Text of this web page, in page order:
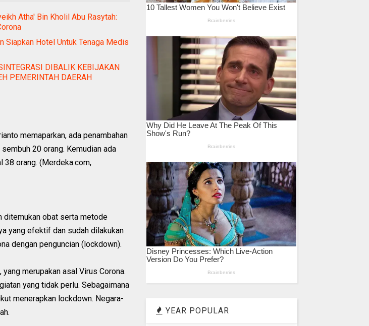
Atha' Bin Kholil Abu Rasytah:
Siapkan Hotel Untuk Tenaga Medis
DIBALIK KEBIJAKAN
PEMERINTAH DAERAH
memaparkan, ada penambahan
20 orang. Kemudian ada
38 orang. (Merdeka.com,
ditemukan obat serta metode
yang efektif dan sudah dilakukan
dengan penguncian (lockdown).
merupakan asal Virus Corona.
yang tidak perlu. Sebagaimana
menerapkan lockdown. Negara-
YEAR POPULAR